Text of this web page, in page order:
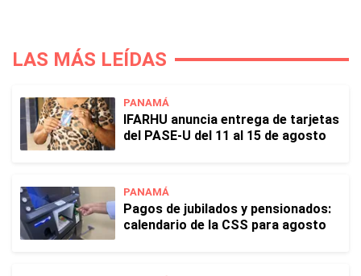
LAS MÁS LEÍDAS
PANAMÁ
IFARHU anuncia entrega de tarjetas
del PASE-U del 11 al 15 de agosto
PANAMÁ
Pagos de jubilados y pensionados:
calendario de la CSS para agosto